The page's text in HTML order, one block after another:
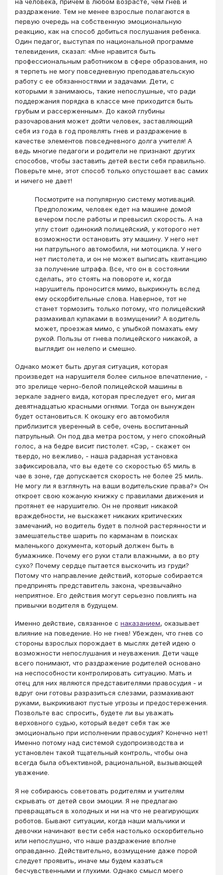
раздражение. Тем не менее взрослые полагаются в
первую очередь на собственную эмоциональную
реакцию, как на способ добиться послушания ребенка.
Один педагог, выступая по национальной программе
телевидения, сказал: «Мне нравится быть
профессиональным работником в сфере образования, но
я терпеть не могу повседневную преподавательскую
работу с ее обязанностями и задачами. Дети, с
которыми я занимаюсь, такие непослушные, что ради
поддержания порядка в классе мне приходится быть
грубым и рассерженным». До какой глубины
разочарования может дойти человек, заставляющий
себя из года в год проявлять гнев и раздражение в
качестве элементов повседневного долга учителя! А
ведь многие педагоги и родители не признают других
способов, чтобы заставить детей вести себя правильно.
Поверьте мне, этот способ только опустошает вас самих
и ничего не дает!
Посмотрите на популярную систему мотиваций.
Предположим, человек едет на машине домой
вечером после работы и превысил скорость. А на
углу стоит одинокий полицейский, у которого нет
возможности остановить эту машину. У него нет
ни патрульного автомобиля, ни мотоцикла. У него
нет пистолета, и он не может выписать квитанцию
за получение штрафа. Все, что он в состоянии
сделать, это стоять на повороте и, когда
нарушитель проносится мимо, выкрикнуть вслед
ему оскорбительные слова. Наверное, тот не
станет тормозить только потому, что полицейский
размахивал кулаками в возмущении? А водитель
может, проезжая мимо, с улыбкой помахать ему
рукой. Пользы от гнева полицейского никакой, а
выглядит он нелепо и смешно.
Однако может быть другая ситуация, которая
произведет на нарушителя более сильное впечатление, -
это зрелище черно-белой полицейской машины в
зеркале заднего вида, которая преследует его, мигая
девятнадцатью красными огнями. Тогда он вынужден
будет остановиться. К окошку его автомобиля
приблизится уверенный в себе, очень воспитанный
патрульный. Он под два метра ростом, у него спокойный
голос, а на бедре висит пистолет. «Сэр, - скажет он
твердо, но вежливо, - наша радарная установка
зафиксировала, что вы едете со скоростью 65 миль в
чае в зоне, где допускается скорость не более 25 миль.
Не могу ли я взглянуть на ваши водительские права?» Он
откроет свою кожаную книжку с правилами движения и
протянет ее нарушителю. Он не проявит никакой
враждебности, не выскажет никаких критических
замечаний, но водитель будет в полной растерянности и
замешательстве шарить по карманам в поисках
маленького документа, который должен быть в
бумажнике. Почему его руки стали влажными, а во рту
сухо? Почему сердце пытается выскочить из груди?
Потому что направление действий, которые собирается
предпринять представитель закона, чрезвычайно
неприятное. Его действия могут серьезно повлиять на
привычки водителя в будущем.
Именно действие, связанное с наказанием, оказывает
влияние на поведение. Но не гнев! Убежден, что гнев со
стороны взрослых порождает в мыслях детей идею о
возможности непослушания и неуважения. Дети чаще
всего понимают, что раздражение родителей основано
на неспособности контролировать ситуацию. Мать и
отец для них являются представителями правосудия - и
вдруг они готовы разразиться слезами, размахивают
руками, выкрикивают пустые угрозы и предостережения.
Позвольте вас спросить, будете ли вы уважать
верховного судью, который ведет себя так же
эмоционально при исполнении правосудия? Конечно нет!
Именно потому над системой судопроизводства и
установлен такой тщательный контроль, чтобы она
всегда была объективной, рациональной, вызывающей
уважение.
Я не собираюсь советовать родителям и учителям
скрывать от детей свои эмоции. Я не предлагаю
превращаться в холодных и ни на что не реагирующих
роботов. Бывают ситуации, когда наши мальчики и
девочки начинают вести себя настолько оскорбительно
или непослушно, что наше раздражение вполне
оправданно. Действительно, возмущение даже порой
следует проявить, иначе мы будем казаться
бесчувственными и глухими. Однако смысл моего